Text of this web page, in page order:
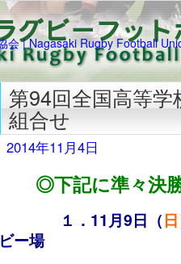
第94回全国高等
組合せ
2014年11月4日
◎下記に準々決勝
１．11月9日（日
ビー場